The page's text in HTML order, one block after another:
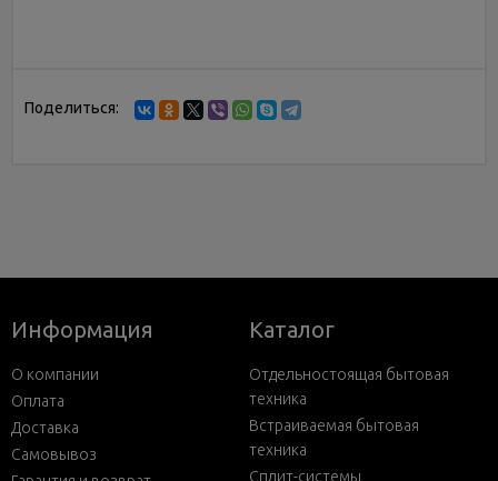
Поделиться:
Информация
О компании
Оплата
Доставка
Самовывоз
Каталог
Отдельностоящая бытовая
техника
Встраиваемая бытовая
техника
Сплит-системы